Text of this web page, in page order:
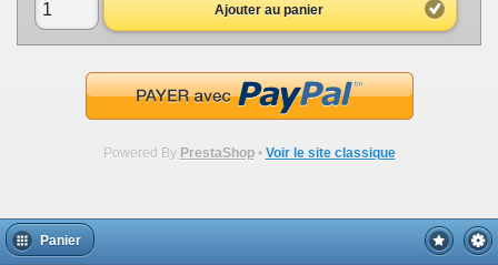
Ajouter au panier
Powered By PrestaShop• Voir le site classique
Panier